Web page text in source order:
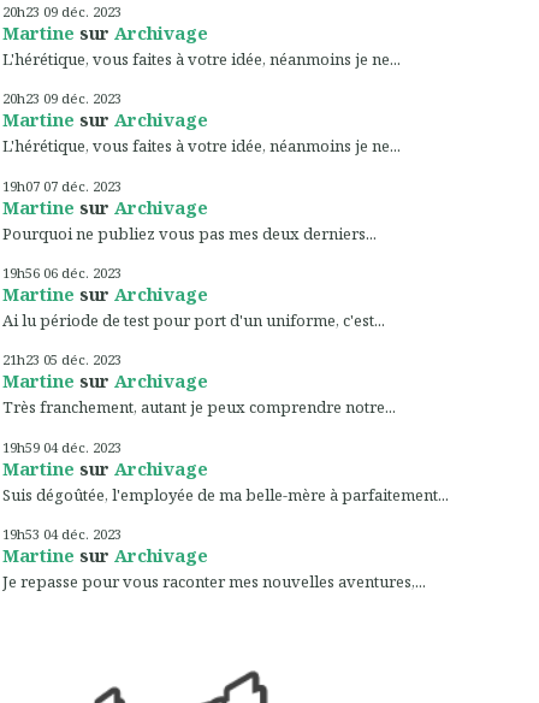
20h23 09 déc. 2023
Martine sur Archivage
L'hérétique, vous faites à votre idée, néanmoins je ne...
20h23 09 déc. 2023
Martine sur Archivage
L'hérétique, vous faites à votre idée, néanmoins je ne...
19h07 07 déc. 2023
Martine sur Archivage
Pourquoi ne publiez vous pas mes deux derniers...
19h56 06 déc. 2023
Martine sur Archivage
Ai lu période de test pour port d'un uniforme, c'est...
21h23 05 déc. 2023
Martine sur Archivage
Très franchement, autant je peux comprendre notre...
19h59 04 déc. 2023
Martine sur Archivage
Suis dégoûtée, l'employée de ma belle-mère à parfaitement...
19h53 04 déc. 2023
Martine sur Archivage
Je repasse pour vous raconter mes nouvelles aventures,...